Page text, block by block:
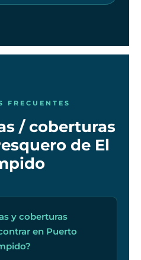
FRECUENTES
/ coberturas
de El
y coberturas
en Puerto